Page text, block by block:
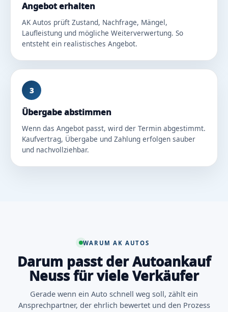
Angebot erhalten
AK Autos prüft Zustand, Nachfrage, Mängel,
Laufleistung und mögliche Weiterverwertung. So
entsteht ein realistisches Angebot.
3
Übergabe abstimmen
Wenn das Angebot passt, wird der Termin abgestimmt.
Kaufvertrag, Übergabe und Zahlung erfolgen sauber
und nachvollziehbar.
WARUM AK AUTOS
Darum passt der Autoankauf
Neuss für viele Verkäufer
Gerade wenn ein Auto schnell weg soll, zählt ein
Ansprechpartner, der ehrlich bewertet und den Prozess